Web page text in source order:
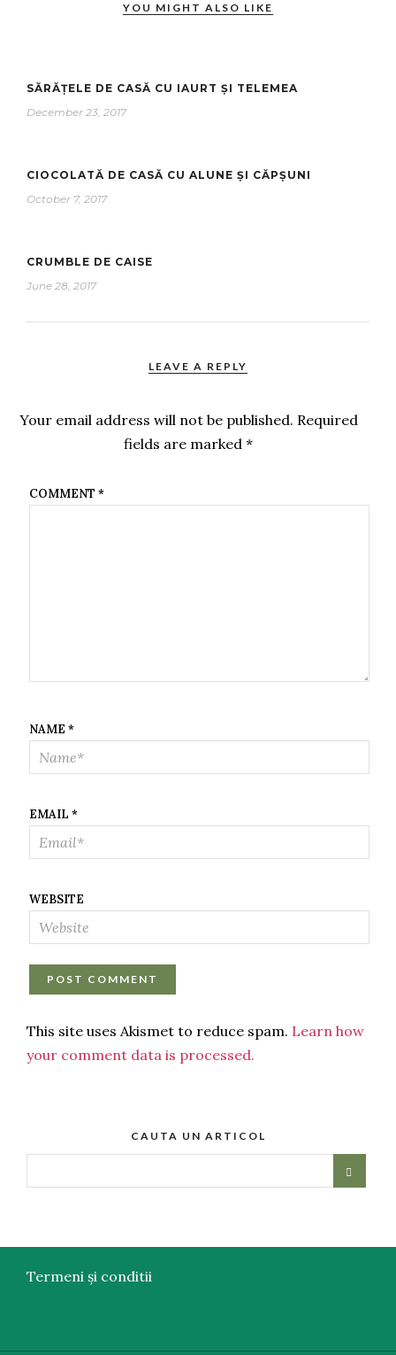
YOU MIGHT ALSO LIKE
SĂRĂȚELE DE CASĂ CU IAURT ȘI TELEMEA
December 23, 2017
CIOCOLATĂ DE CASĂ CU ALUNE ȘI CĂPȘUNI
October 7, 2017
CRUMBLE DE CAISE
June 28, 2017
LEAVE A REPLY
Your email address will not be published. Required
fields are marked*
COMMENT *
NAME *
EMAIL *
WEBSITE
This site uses Akismet to reduce spam. Learn how
your comment data is processed.
CAUTA UN ARTICOL
Termeni și conditii